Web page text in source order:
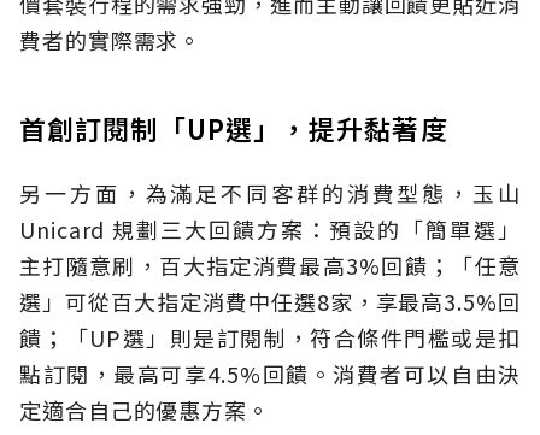
費者的實際需求。
首創訂閱制「UP選」，提升黏著度
另一方面，為滿足不同客群的消費型態，玉山
Unicard 規劃三大回饋方案：預設的「簡單選」
主打隨意刷，百大指定消費最高3%回饋；「任意
選」可從百大指定消費中任選8家，享最高3.5%回
饋；「UP選」則是訂閱制，符合條件門檻或是扣
點訂閱，最高可享4.5%回饋。消費者可以自由決
定適合自己的優惠方案。